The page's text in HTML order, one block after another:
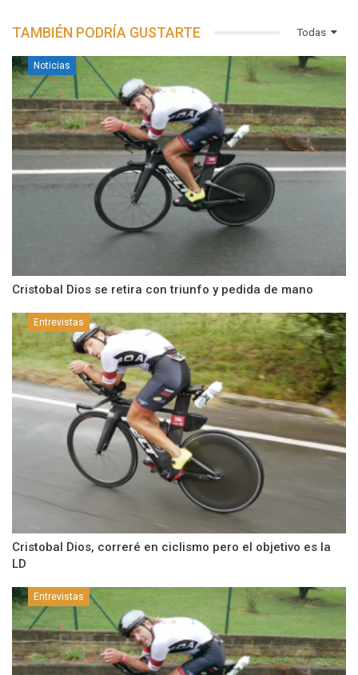
Todas
TAMBIÉN PODRÍA GUSTARTE
Noticias
Cristobal Dios se retira con triunfo y pedida de mano
Entrevistas
Cristobal Dios, correré en ciclismo pero el objetivo es la
LD
Entrevistas